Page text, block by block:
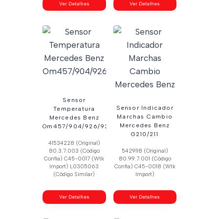
Ver Detalhes Ver Detalhes
Sensor
Temperatura
Mercedes Benz
Om457/904/926/924
41534228 (Original)
80.3.7.003 (Código
Confia) C45-0017 (Wtk
Import) L0305063
(Código Similar)
Ver Detalhes
Sensor Indicador
Marchas Cambio
Mercedes Benz
G210/211
5429118 (Original)
80.99.7.001 (Código
Confia) C45-0018 (Wtk
Import)
Ver Detalhes